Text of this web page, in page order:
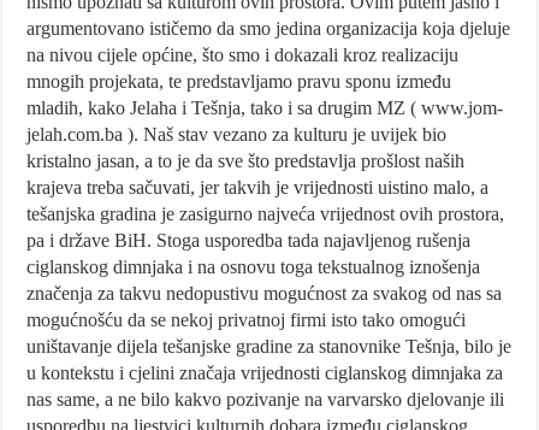
argumentovano ističemo da smo jedina organizacija koja djeluje
na nivou cijele općine, što smo i dokazali kroz realizaciju
mnogih projekata, te predstavljamo pravu sponu između
mladih, kako Jelaha i Tešnja, tako i sa drugim MZ ( www.jom-
jelah.com.ba ). Naš stav vezano za kulturu je uvijek bio
kristalno jasan, a to je da sve što predstavlja prošlost naših
krajeva treba sačuvati, jer takvih je vrijednosti uistino malo, a
tešanjska gradina je zasigurno najveća vrijednost ovih prostora,
pa i države BiH. Stoga usporedba tada najavljenog rušenja
ciglanskog dimnjaka i na osnovu toga tekstualnog iznošenja
značenja za takvu nedopustivu mogućnost za svakog od nas sa
mogućnošću da se nekoj privatnoj firmi isto tako omogući
uništavanje dijela tešanjske gradine za stanovnike Tešnja, bilo je
u kontekstu i cjelini značaja vrijednosti ciglanskog dimnjaka za
nas same, a ne bilo kakvo pozivanje na varvarsko djelovanje ili
usporedbu na ljestvici kulturnih dobara između ciglanskog